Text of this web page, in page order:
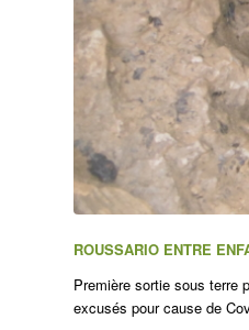
ROUSSARIO ENTRE
Première sortie sous terre
excusés pour cause de